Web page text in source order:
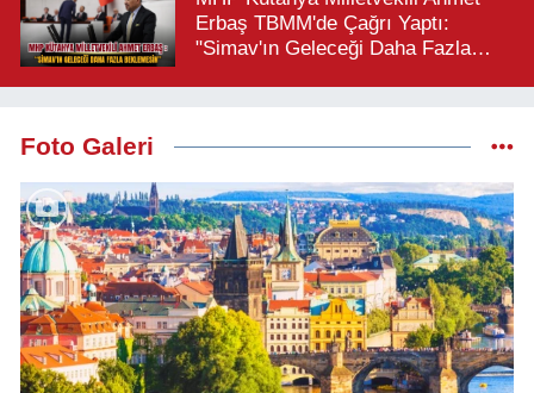
Erbaş TBMM'de Çağrı Yaptı:
"Simav'ın Geleceği Daha Fazla
Foto Galeri